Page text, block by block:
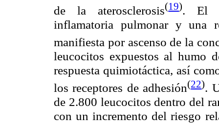
de la aterosclerosis(19). El
inflamatoria pulmonar y una
manifiesta por ascenso de la
leucocitos expuestos al humo
respuesta quimiotáctica, así
los receptores de adhesión(22).
de 2.800 leucocitos dentro del
con un incremento del riesgo